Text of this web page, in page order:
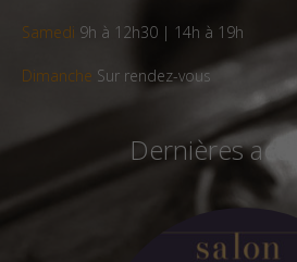
Samedi 9h à 12h30 | 14h à 19h
Dimanche Sur rendez-vous
Dernières